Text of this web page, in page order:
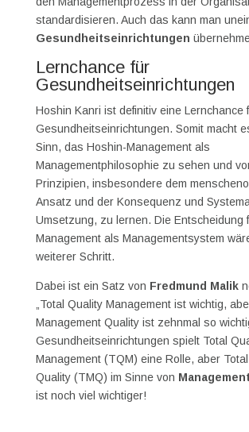
standardisieren. Auch das kann man
Gesundheitseinrichtungen
Lernchance für
Gesundheitseinrichtungen
Hoshin Kanri ist definitiv eine Lernchance
Gesundheitseinrichtungen. Somit macht
Sinn, das Hoshin-Management als
Managementphilosophie zu sehen und
Prinzipien, insbesondere dem
Ansatz und der Konsequenz und
Umsetzung, zu lernen. Die Entscheidung
Management als Managementsystem
weiterer Schritt.
Dabei ist ein Satz von Fredmund Malik
„Total Quality Management ist wichtig,
Management Quality ist zehnmal so
Gesundheitseinrichtungen spielt Total
Management (TQM) eine Rolle, aber
Quality (TMQ) im Sinne von
ist noch viel wichtiger!